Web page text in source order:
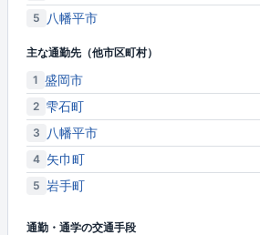
5
八幡平市
主な通勤先（他市区町村）
1 盛岡市
2 雫石町
3
八幡平市
4 矢巾町
5 岩手町
通勤・通学の交通手段